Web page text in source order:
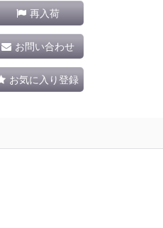
再入荷
お問い合わせ
お気に入り登録